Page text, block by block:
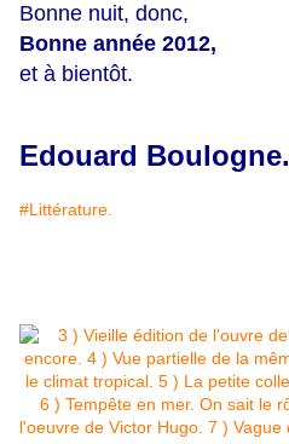
Bonne nuit, donc,
Bonne année 2012,
et à bientôt.
Edouard Boulogne.
#Littérature.